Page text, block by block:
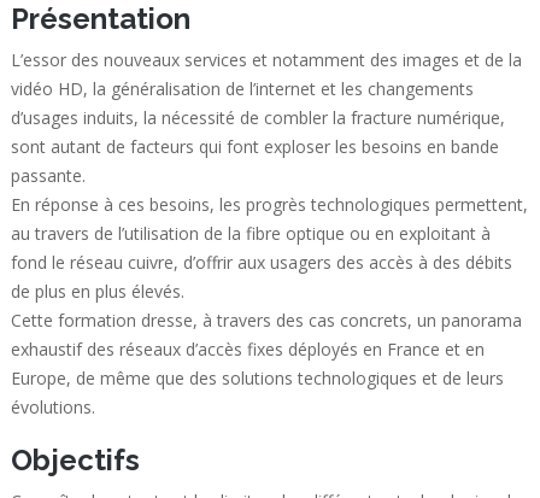
Présentation
L’essor des nouveaux services et notamment des images et de la
vidéo HD, la généralisation de l’internet et les changements
d’usages induits, la nécessité de combler la fracture numérique,
sont autant de facteurs qui font exploser les besoins en bande
passante.
En réponse à ces besoins, les progrès technologiques permettent,
au travers de l’utilisation de la fibre optique ou en exploitant à
fond le réseau cuivre, d’offrir aux usagers des accès à des débits
de plus en plus élevés.
Cette formation dresse, à travers des cas concrets, un panorama
exhaustif des réseaux d’accès fixes déployés en France et en
Europe, de même que des solutions technologiques et de leurs
évolutions.
Objectifs